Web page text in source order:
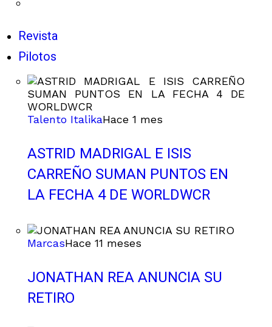
Revista
Pilotos
Talento ItalikaHace 1 mes
ASTRID MADRIGAL E ISIS
CARREÑO SUMAN PUNTOS EN
LA FECHA 4 DE WORLDWCR
MarcasHace 11 meses
JONATHAN REA ANUNCIA SU
RETIRO